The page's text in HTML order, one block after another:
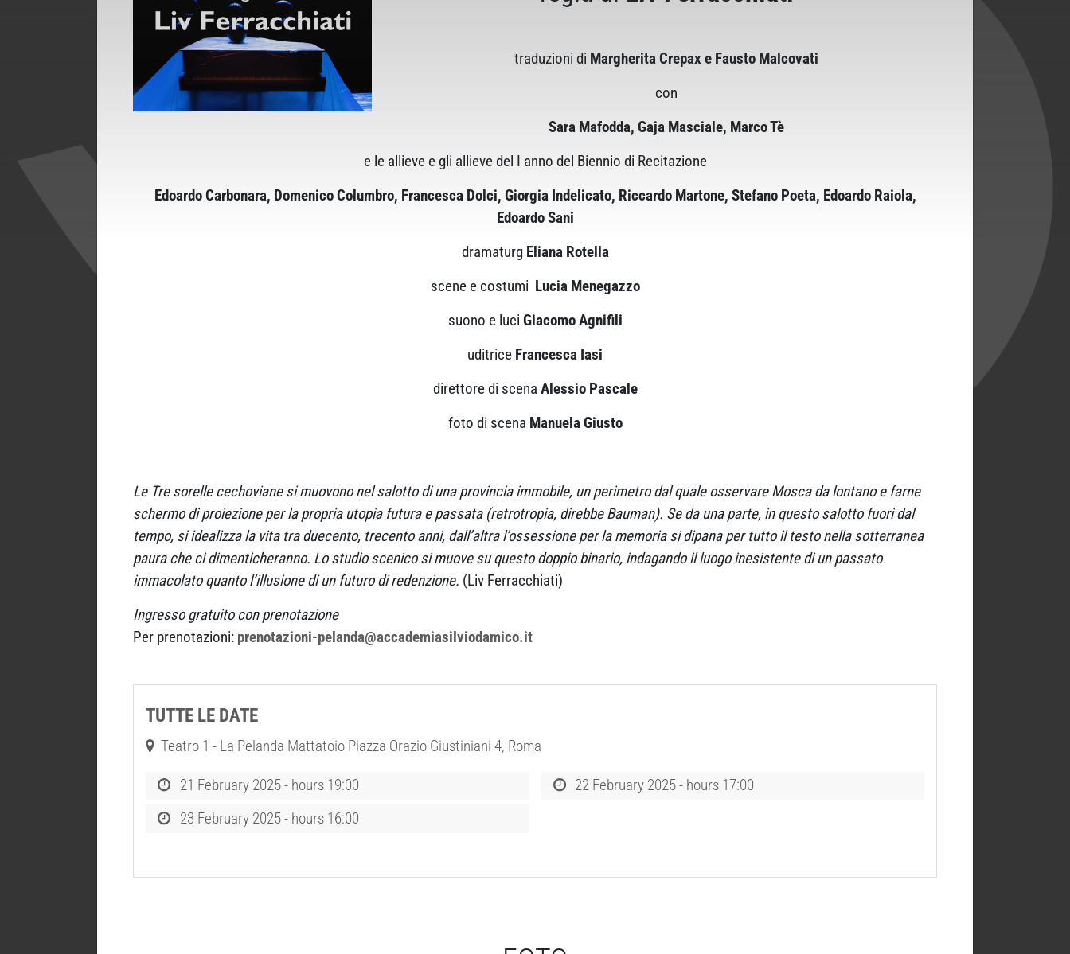
traduzioni di Margherita Crepax e Fausto Malcovati
con
Sara Mafodda, Gaja Masciale, Marco Tè
e le allieve e gli allieve del I anno del Biennio di Recitazione
Edoardo Carbonara, Domenico Columbro, Francesca Dolci, Giorgia Indelicato, Riccardo Martone, Stefano Poeta, Edoardo Raiola,
Edoardo Sani
dramaturg Eliana Rotella
scene e costumi Lucia Menegazzo
suono e luci Giacomo Agnifili
uditrice Francesca Iasi
direttore di scena Alessio Pascale
foto di scena Manuela Giusto
Le Tre sorelle cechoviane si muovono nel salotto di una provincia immobile, un perimetro dal quale osservare Mosca da lontano e farne
schermo di proiezione per la propria utopia futura e passata (retrotropia, direbbe Bauman). Se da una parte, in questo salotto fuori dal
tempo, si idealizza la vita tra duecento, trecento anni, dall’altra l’ossessione per la memoria si dipana per tutto il testo nella sotterranea
paura che ci dimenticheranno. Lo studio scenico si muove su questo doppio binario, indagando il luogo inesistente di un passato
immacolato quanto l’illusione di un futuro di redenzione. (Liv Ferracchiati)
Ingresso gratuito con prenotazione
Per prenotazioni: prenotazioni-pelanda@accademiasilviodamico.it
TUTTE LE DATE
Teatro 1 - La Pelanda Mattatoio Piazza Orazio Giustiniani 4, Roma
21 February 2025 - hours 19:00
22 February 2025 - hours 17:00
23 February 2025 - hours 16:00